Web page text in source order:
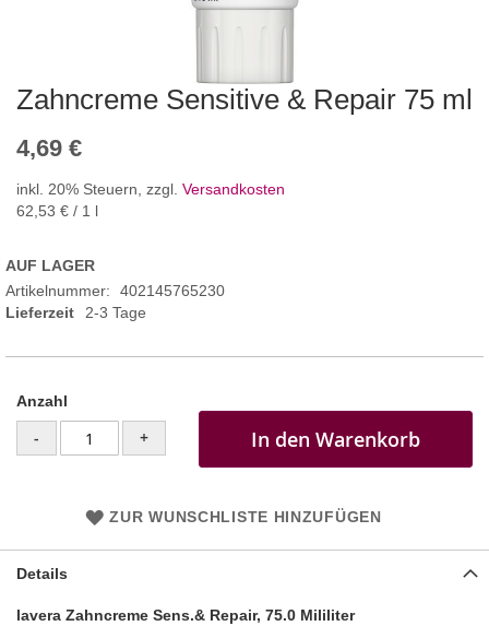
Zahncreme Sensitive & Repair 75 ml
4,69 €
inkl. 20% Steuern, zzgl. Versandkosten
62,53 € / 1 l
AUF LAGER
Artikelnummer
402145765230
Lieferzeit
2-3 Tage
Anzahl
- + In den Warenkorb
ZUR WUNSCHLISTE HINZUFÜGEN
Details
lavera Zahncreme Sens.& Repair, 75.0 Mililiter